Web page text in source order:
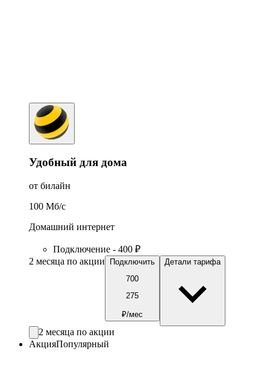
Удобный для дома
от билайн
100 Мб/c
Домашний интернет
Подключение - 400 ₽
2 месяца по акции
Подключить
700
275
₽/мес
Детали тарифа
2 месяца по акции
АкцияПопулярный